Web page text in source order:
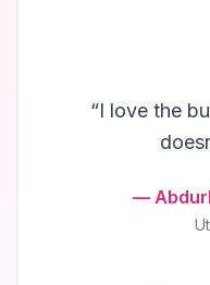
“I love the
—